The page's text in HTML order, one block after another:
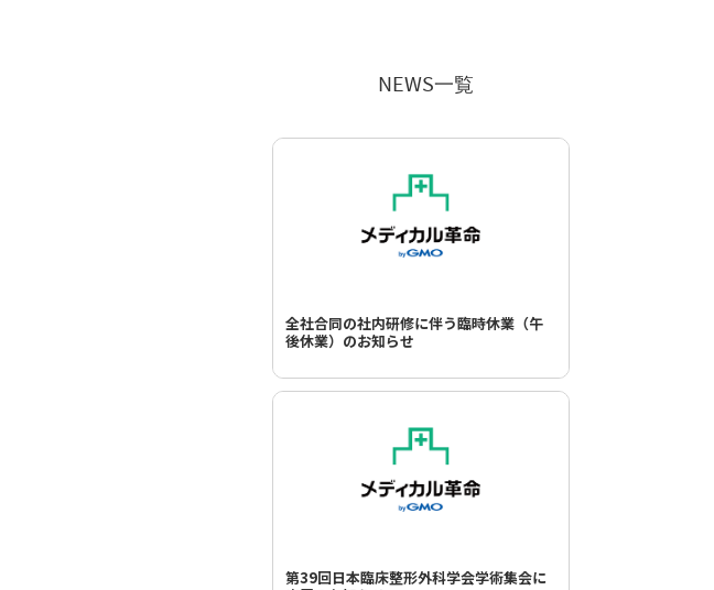
NEWS一覧
全社合同の社内研修に伴う臨時休業（午
後休業）のお知らせ
第39回日本臨床整形外科学会学術集会に